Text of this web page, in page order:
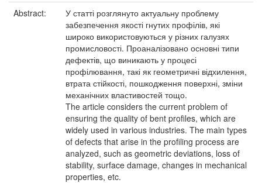
Abstract:
У статті розглянуто актуальну проблему
забезпечення якості гнутих профілів, які
широко використовуються у різних галузях
промисловості. Проаналізовано основні типи
дефектів, що виникають у процесі
профілювання, такі як геометричні відхилення,
втрата стійкості, пошкодження поверхні, зміни
механічних властивостей тощо.
The article considers the current problem of
ensuring the quality of bent profiles, which are
widely used in various industries. The main types
of defects that arise in the profiling process are
analyzed, such as geometric deviations, loss of
stability, surface damage, changes in mechanical
properties, etc.